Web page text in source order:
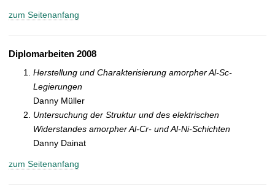
zum Seitenanfang
Diplomarbeiten 2008
Herstellung und Charakterisierung amorpher Al-Sc-
Legierungen
Danny Müller
Untersuchung der Struktur und des elektrischen
Widerstandes amorpher Al-Cr- und Al-Ni-Schichten
Danny Dainat
zum Seitenanfang